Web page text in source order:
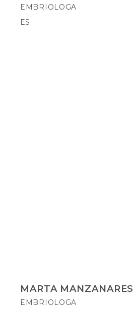
EMBRIOLOGA
ES
MARTA MANZANARES
EMBRIOLOGA